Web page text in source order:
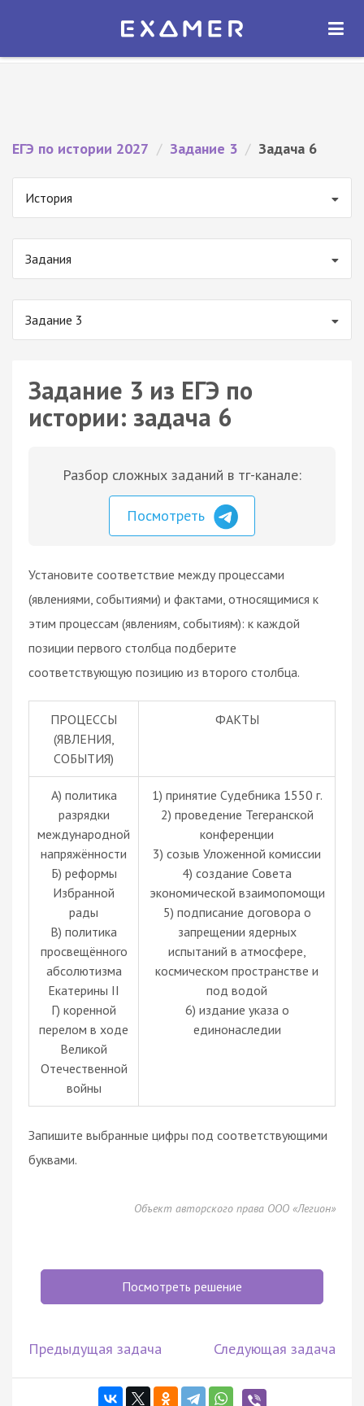
Экзамер — ЕГЭ 2027
ОТКРЫТЬ
ЕГЭ по истории 2027 / Задание 3 / Задача 6
История
Задания
Задание 3
Задание 3 из ЕГЭ по
истории: задача 6
Разбор сложных заданий в тг-канале:
Посмотреть
Установите соответствие между процессами
(явлениями, событиями) и фактами, относящимися к
этим процессам (явлениям, событиям): к каждой
позиции первого столбца подберите
соответствующую позицию из второго столбца.
ПРОЦЕССЫ
(ЯВЛЕНИЯ,
СОБЫТИЯ)
ФАКТЫ
А) политика
разрядки
международной
напряжённости
Б) реформы
Избранной
рады
В) политика
просвещённого
абсолютизма
Екатерины II
Г) коренной
перелом в ходе
Великой
Отечественной
войны
1) принятие Судебника 1550 г.
2) проведение Тегеранской
конференции
3) созыв Уложенной комиссии
4) создание Совета
экономической взаимопомощи
5) подписание договора о
запрещении ядерных
испытаний в атмосфере,
космическом пространстве и
под водой
6) издание указа о
единонаследии
Запишите выбранные цифры под соответствующими
буквами.
Объект авторского права ООО «Легион»
Посмотреть решение
Предыдущая задача Следующая задача